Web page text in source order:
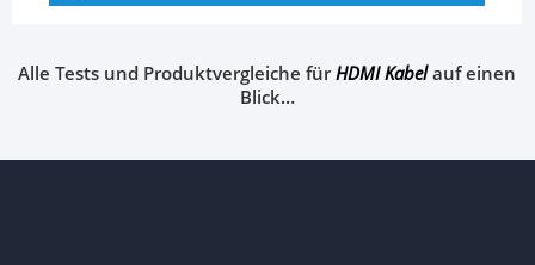
Alle Tests und Produktvergleiche fürHDMI Kabelauf einen
Blick…